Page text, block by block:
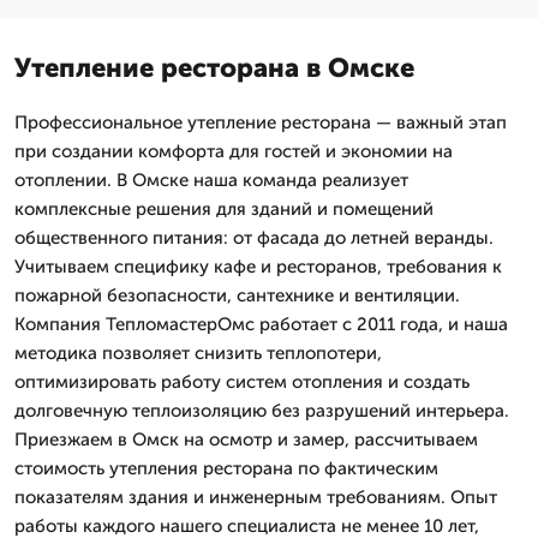
Утепление ресторана в Омске
Профессиональное утепление ресторана — важный этап
при создании комфорта для гостей и экономии на
отоплении. В Омске наша команда реализует
комплексные решения для зданий и помещений
общественного питания: от фасада до летней веранды.
Учитываем специфику кафе и ресторанов, требования к
пожарной безопасности, сантехнике и вентиляции.
Компания ТепломастерОмс работает с 2011 года, и наша
методика позволяет снизить теплопотери,
оптимизировать работу систем отопления и создать
долговечную теплоизоляцию без разрушений интерьера.
Приезжаем в Омск на осмотр и замер, рассчитываем
стоимость утепления ресторана по фактическим
показателям здания и инженерным требованиям. Опыт
работы каждого нашего специалиста не менее 10 лет,